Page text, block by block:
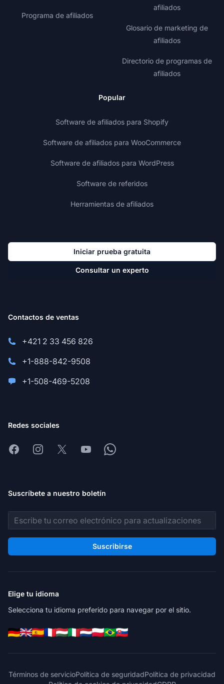
Programa de afiliados
afiliados
Glosario de marketing de
afiliados
Directorio de programas de
afiliados
Popular
Software de afiliados para Shopify
Software de afiliados para WooCommerce
Software de afiliados para WordPress
Software de referidos
Herramientas de afiliados
Iniciar prueba gratuita
Consultar un experto
Contactos de ventas
+421 2 33 456 826
+1-888-842-9508
+1-508-469-5208
Redes sociales
FacebookInstagram
X YoutubeWhatsapp
Suscríbete a nuestro boletín
Dirección de correo electrónico
Suscribirse
Elige tu idioma
Selecciona tu idioma preferido para navegar por el sitio.
Términos de servicioPolítica de seguridadPolítica de privacidad